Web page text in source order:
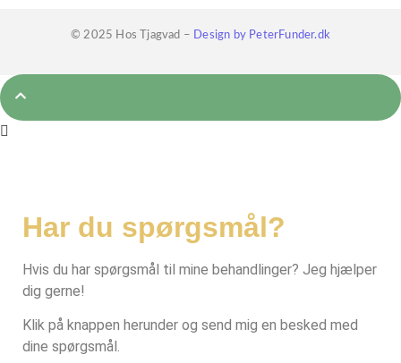
© 2025 Hos Tjagvad – Design by PeterFunder.dk
Har du spørgsmål?
Hvis du har spørgsmål til mine behandlinger? Jeg hjælper
dig gerne!
Klik på knappen herunder og send mig en besked med
dine spørgsmål.